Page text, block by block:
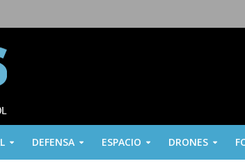
DEFENSA ESPACIO DRONES